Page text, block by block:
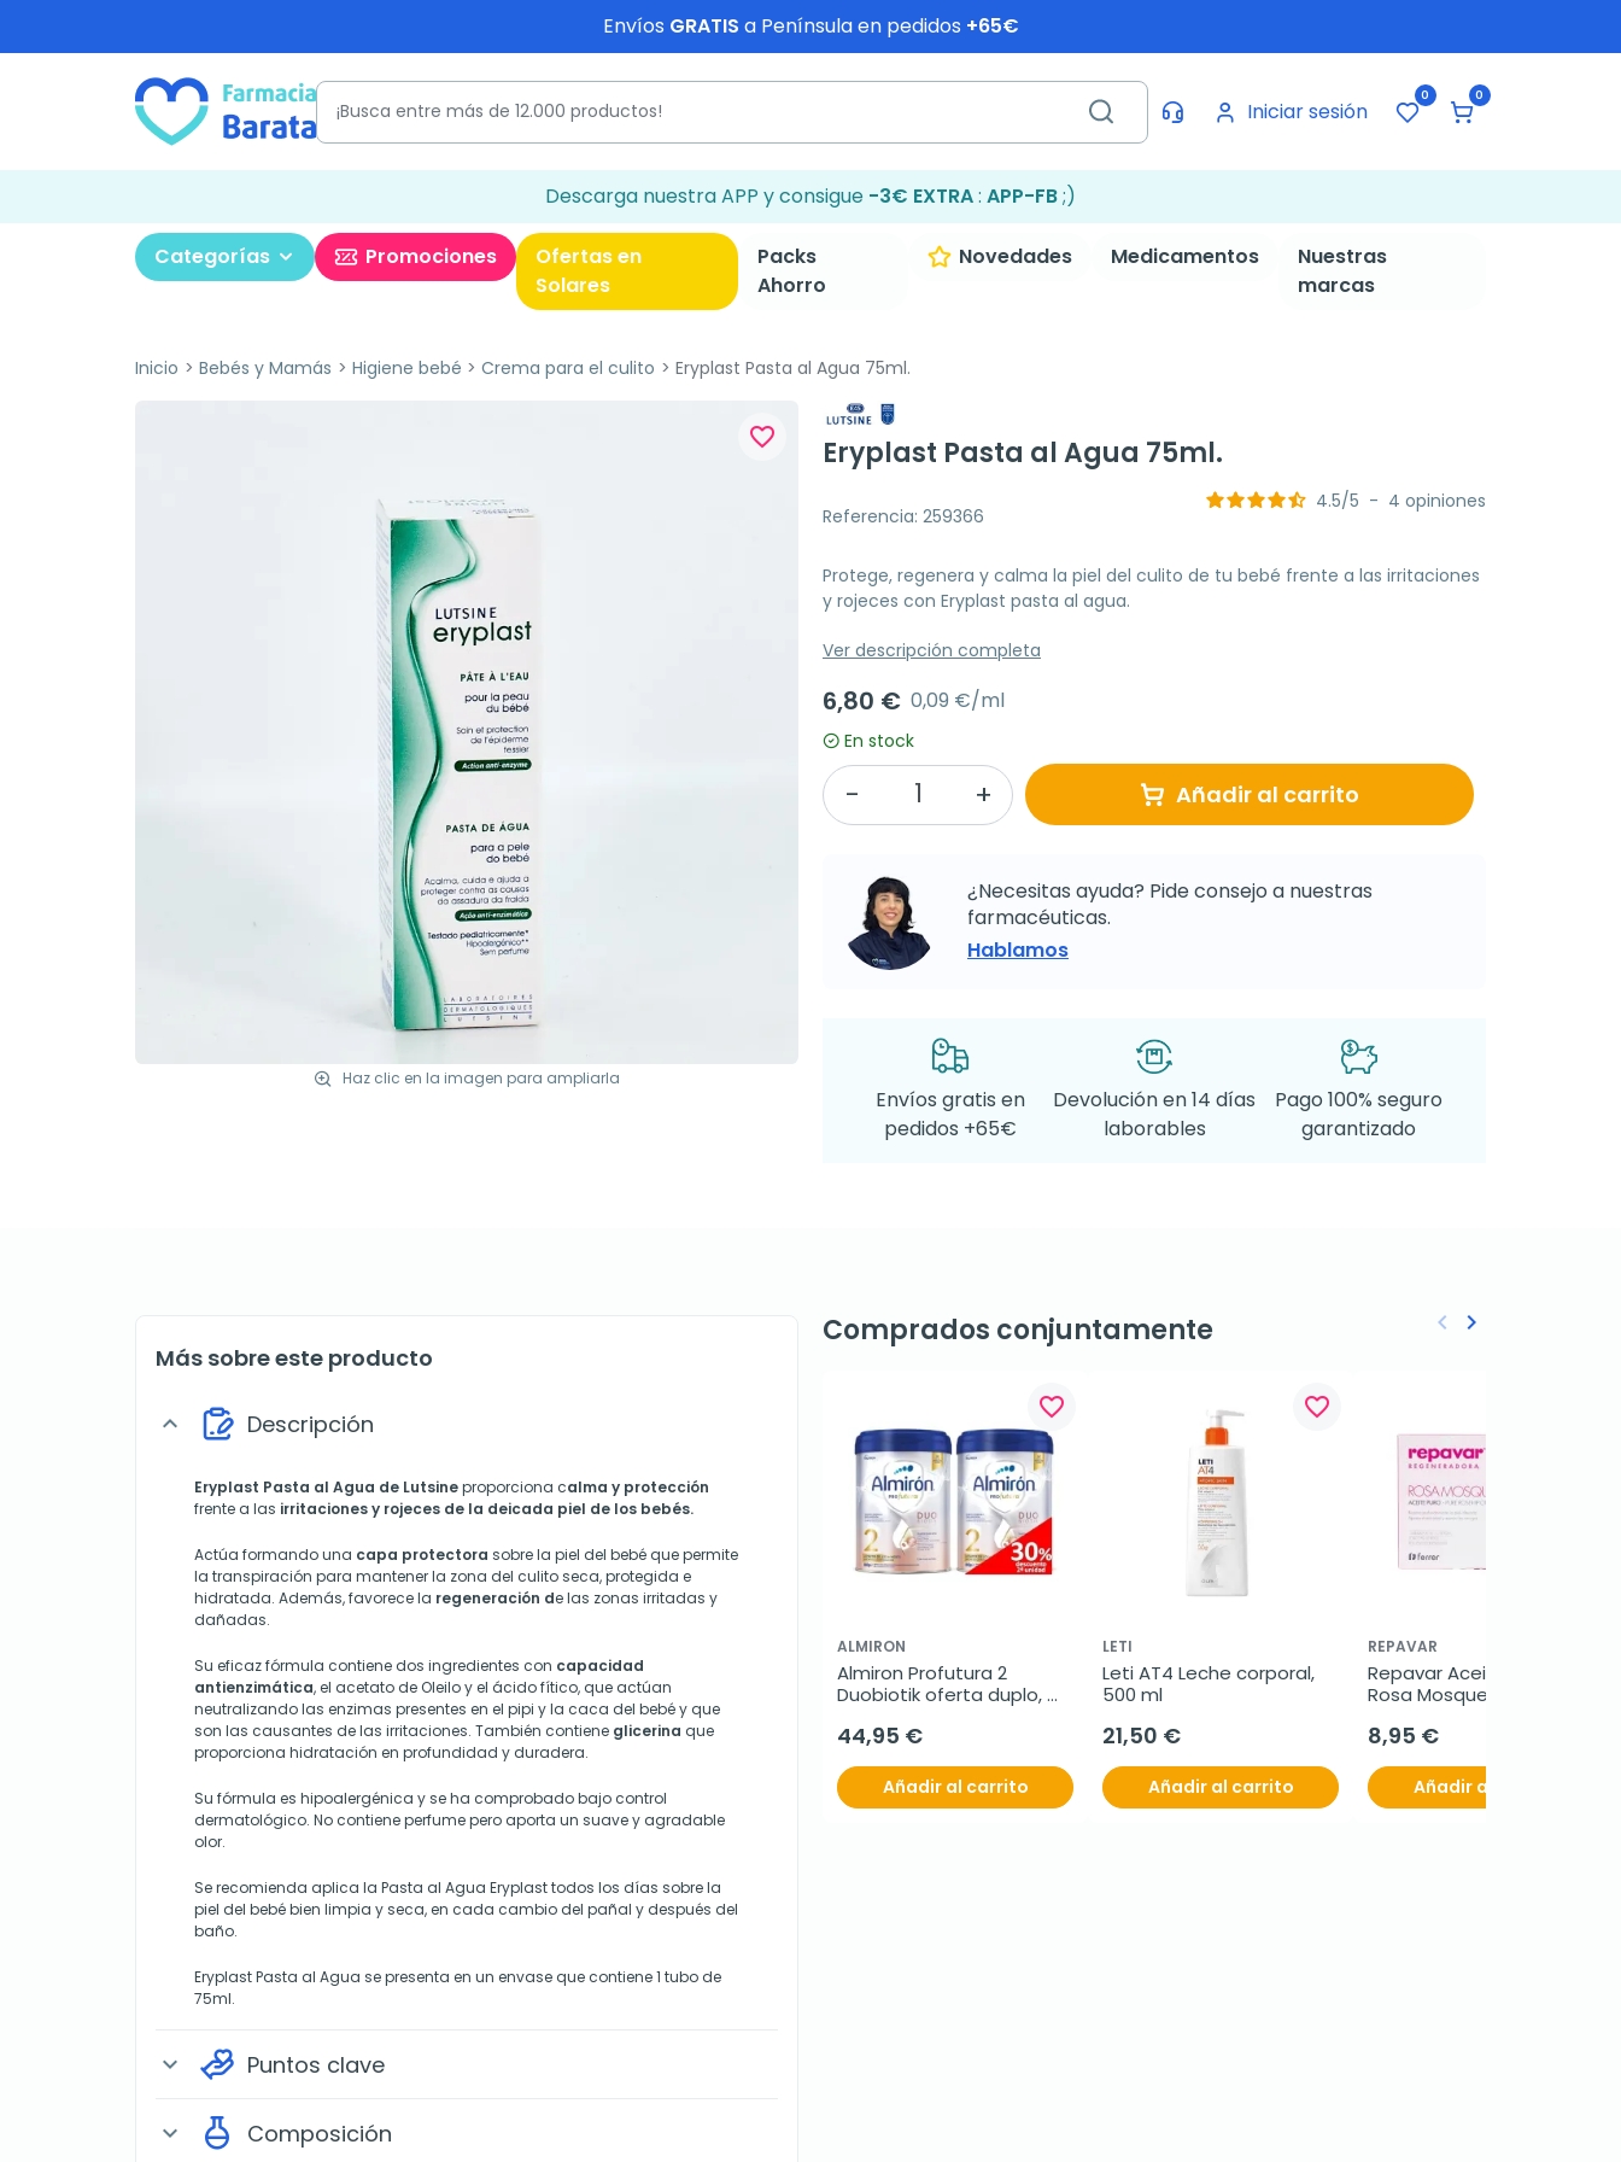
Envíos GRATIS a Península en pedidos +65€
Iniciar sesión
0 0
Descarga nuestra APP y consigue -3€ EXTRA: APP-FB;)
Categorías Promociones
Ofertas en
Solares
Packs
Ahorro
Novedades Medicamentos
Nuestras
marcas
Inicio Bebés y Mamás Higiene bebé Crema para el culito Eryplast Pasta al Agua 75ml.
Haz clic en la imagen para ampliarla
favorite_border Eryplast Pasta al Agua 75ml.
Referencia: 259366
4.5/5 - 4 opiniones
Protege, regenera y calma la piel del culito de tu bebé frente a las irritaciones
y rojeces con Eryplast pasta al agua.
Ver descripción completa
6,80 € 0,09 €/ml
En stock
Añadir al carrito
¿Necesitas ayuda? Pide consejo a nuestras
farmacéuticas.
Hablamos
Envíos gratis en
pedidos +65€
Devolución en 14 días
laborables
Pago 100% seguro
garantizado
Más sobre este producto
expand_more Descripción
Eryplast Pasta al Agua de Lutsineproporciona calma y protección
frente a las irritaciones y rojeces de la deicada piel de los bebés.
Actúa formando una capa protectora sobre la piel del bebé que permite
la transpiración para mantener la zona del culito seca, protegida e
hidratada. Además, favorece la regeneración de las zonas irritadas y
dañadas.
Su eficaz fórmula contiene dos ingredientes con capacidad
antienzimática, el acetato de Oleilo y el ácido fítico, que actúan
neutralizando las enzimas presentes en el pipi y la caca del bebé y que
son las causantes de las irritaciones. También contiene glicerina que
proporciona hidratación en profundidad y duradera.
Su fórmula es hipoalergénica y se ha comprobado bajo control
dermatológico. No contiene perfume pero aporta un suave y agradable
olor.
Se recomienda aplica la Pasta al Agua Eryplast todos los días sobre la
piel del bebé bien limpia y seca, en cada cambio del pañal y después del
baño.
Eryplast Pasta al Agua se presenta en un envase que contiene 1 tubo de
75ml.
expand_more Puntos clave
expand_more Composición
Comprados conjuntamente
favorite_border
ALMIRON
Almiron Profutura 2
Duobiotik oferta duplo,
44,95 €
Añadir al carrito
favorite_border
LETI
Leti AT4 Leche corporal,
500 ml
21,50 €
Añadir al carrito
REPAVAR
Repavar Aceite Puro de
Rosa Mosqueta, 15ml.
8,95 €
Añadir al carrito
Anterior
keyboard_arrow_left Siguiente
keyboard_arrow_right